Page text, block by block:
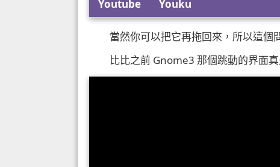
Youtube Youku
當然你可以把它再拖回來，所以這個
比比之前 Gnome3 那個跳動的界面真